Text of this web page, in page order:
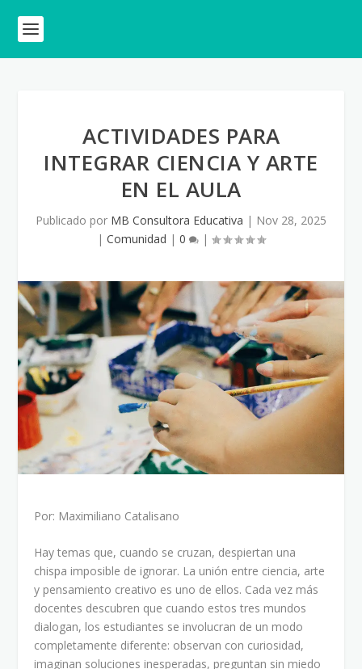
ACTIVIDADES PARA
INTEGRAR CIENCIA Y ARTE
EN EL AULA
Publicado por MB Consultora Educativa | Nov 28, 2025
| Comunidad | 0 |
Por: Maximiliano Catalisano
Hay temas que, cuando se cruzan, despiertan una
chispa imposible de ignorar. La unión entre ciencia, arte
y pensamiento creativo es uno de ellos. Cada vez más
docentes descubren que cuando estos tres mundos
dialogan, los estudiantes se involucran de un modo
completamente diferente: observan con curiosidad,
imaginan soluciones inesperadas, preguntan sin miedo